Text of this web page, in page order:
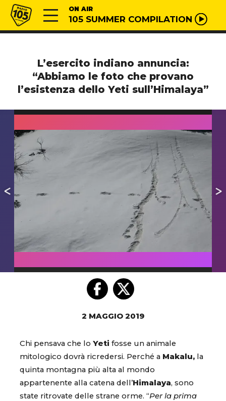
Vai al contenuto
Radio 105 ON AIR
105 SUMMER COMPILATION
L’esercito indiano annuncia:
“Abbiamo le foto che provano
l’esistenza dello Yeti sull’Himalaya”
2 MAGGIO 2019
Chi pensava che lo Yeti fosse un animale
mitologico dovrà ricredersi. Perché a Makalu, la
quinta montagna più alta al mondo
appartenente alla catena dell’Himalaya, sono
state ritrovate delle strane orme. “Per la prima